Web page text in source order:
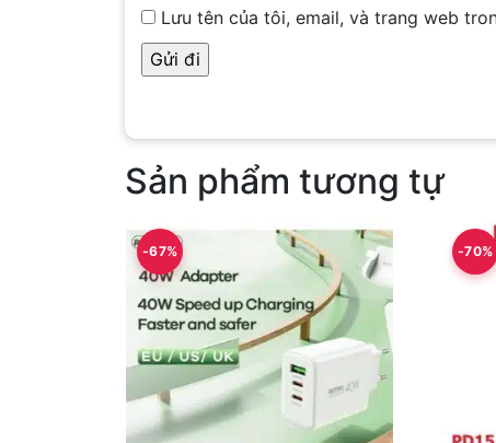
Lưu tên của tôi, email, và trang web
Sản phẩm tương tự
-67% -70%